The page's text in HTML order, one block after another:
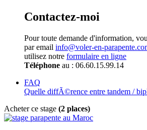
Contactez-moi
Pour toute demande d'information,
par email info@voler-en-
utilisez notre formulaire en ligne
Téléphone au : 06.60.15.99.14
FAQ
Quelle diffÃ©rence entre tandem /
Acheter ce stage (2 places)